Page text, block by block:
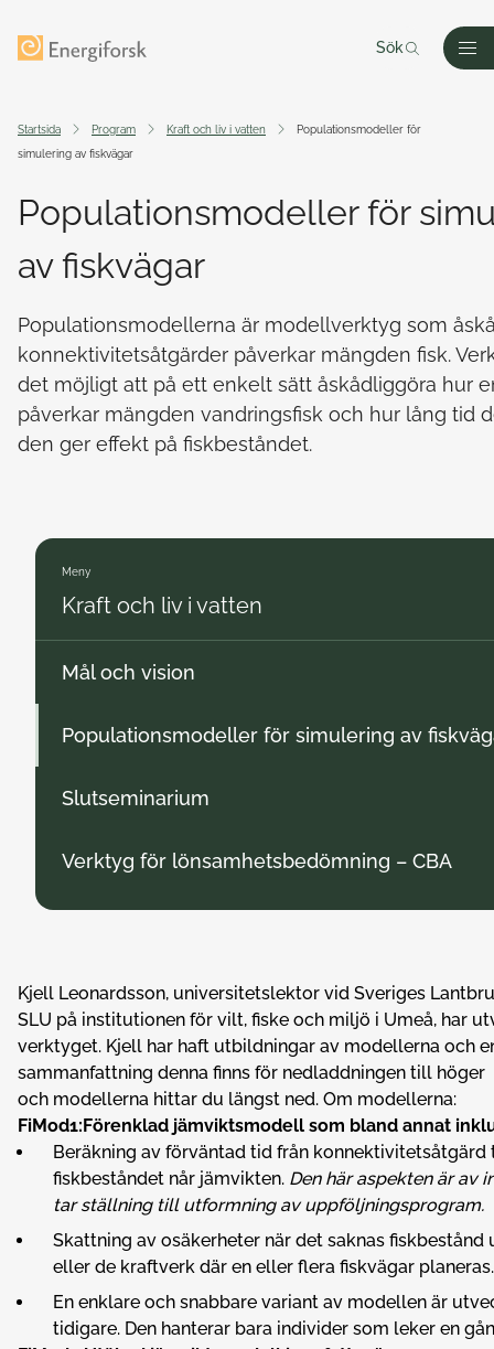
Sök
Startsida Program Kraft och liv i vatten
Populationsmodeller för
simulering av fiskvägar
Populationsmodeller för
av fiskvägar
Populationsmodellerna är modellverktyg som
konnektivitetsåtgärder påverkar mängden fisk.
det möjligt att på ett enkelt sätt åskådliggöra hur
påverkar mängden vandringsfisk och hur lång tid
den ger effekt på fiskbeståndet.
Meny
Kraft och liv i vatten
Mål och vision
Populationsmodeller för simulering av
Slutseminarium
Verktyg för lönsamhetsbedömning – CBA
Kjell Leonardsson, universitetslektor vid Sveriges
SLU på institutionen för vilt, fiske och miljö i Umeå, har
verktyget. Kjell har haft utbildningar av modellerna och
sammanfattning denna finns för nedladdningen till höger
och modellerna hittar du längst ned. Om modellerna:
FiMod1:Förenklad jämviktsmodell som bland annat
Beräkning av förväntad tid från konnektivitetsåtgärd
fiskbeståndet når jämvikten. Den här aspekten är av
tar ställning till utformning av uppföljningsprogram.
Skattning av osäkerheter när det saknas
eller de kraftverk där en eller flera fiskvägar planeras.
En enklare och snabbare variant av modellen är
tidigare. Den hanterar bara individer som leker en